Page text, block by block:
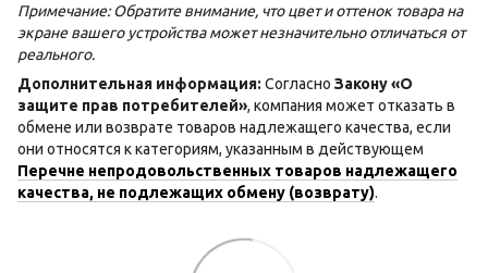
Примечание: Обратите внимание, что цвет и оттенок товара на
экране вашего устройства может незначительно отличаться от
реального.
Дополнительная информация: Согласно Закону «О
защите прав потребителей», компания может отказать в
обмене или возврате товаров надлежащего качества, если
они относятся к категориям, указанным в действующем
Перечне непродовольственных товаров надлежащего
качества, не подлежащих обмену (возврату).